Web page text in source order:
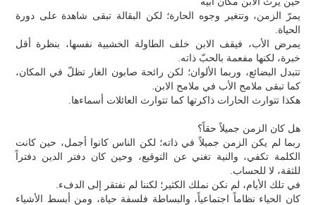
يمرّ الزمن، وتتغير وجوه الحارة؛ لكن البقالة تبقى شاهدة على دورة
الحياة.
يمرض الأب، فيقف الابن خلف الطاولة الخشبية نفسها، بنظرة أقل
خبرة، لكنها مفعمة بالحبّ ذاته.
تتبدل البضائع، وربما الألوان؛ لكن رائحة صابون الغار تظلّ في المكان،
كما تبقى ملامح الأب في ملامح الابن.
هكذا تتوارث الحارات ذاكرتها كما تتوارث العائلات أسماءها.
هل كان الزمن جميلاً حقاً؟
ربما لم يكن الزمن جميلاً في ذاته؛ لكن الناس كانوا أجمل، حين كانت
الكلمة تكفي، والنية تغني عن التوقيع، وحين كان دفتر الدين دفتراً
للثقة، لا للحساب.
في تلك الأيام، لم نكن نملك الكثير؛ لكننا لم نفتقر إلى الدفء.
كان الحياء نظاماً اجتماعياً، والبساطة فلسفة حياة، ومن أبسط الأشياء